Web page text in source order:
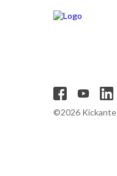
©2026 Kickante